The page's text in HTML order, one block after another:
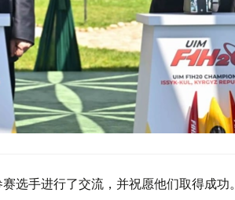
选手进行了交流，并祝愿他们取得成功。